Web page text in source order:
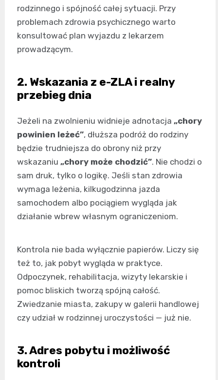
rodzinnego i spójność całej sytuacji. Przy
problemach zdrowia psychicznego warto
konsultować plan wyjazdu z lekarzem
prowadzącym.
2. Wskazania z e-ZLA i realny
przebieg dnia
Jeżeli na zwolnieniu widnieje adnotacja „chory
powinien leżeć”, dłuższa podróż do rodziny
będzie trudniejsza do obrony niż przy
wskazaniu „chory może chodzić”. Nie chodzi o
sam druk, tylko o logikę. Jeśli stan zdrowia
wymaga leżenia, kilkugodzinna jazda
samochodem albo pociągiem wygląda jak
działanie wbrew własnym ograniczeniom.
Kontrola nie bada wyłącznie papierów. Liczy się
też to, jak pobyt wygląda w praktyce.
Odpoczynek, rehabilitacja, wizyty lekarskie i
pomoc bliskich tworzą spójną całość.
Zwiedzanie miasta, zakupy w galerii handlowej
czy udział w rodzinnej uroczystości — już nie.
3. Adres pobytu i możliwość
kontroli